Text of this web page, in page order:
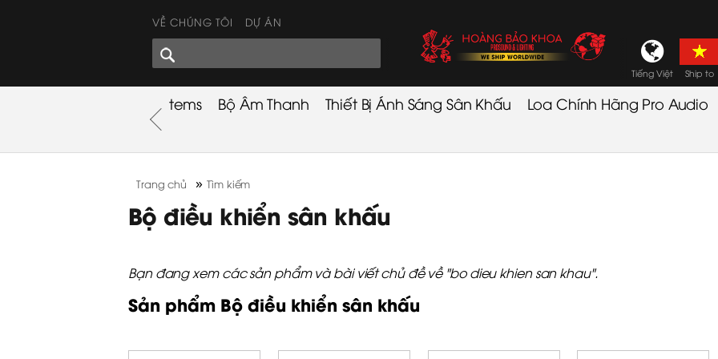
VỀ CHÚNG TÔI DỰ ÁN
GÓC CHIA SẺ Tiếng Việt Ship to
Used Items Bộ Âm Thanh Thiết Bị Ánh Sáng Sân Khấu Loa Chính Hãng Pro Audio
Trang chủ »Tìm kiếm
Bộ điều khiển sân khấu
Bạn đang xem các sản phẩm và bài viết chủ đề về "bo dieu khien san khau".
Sản phẩm Bộ điều khiển sân khấu